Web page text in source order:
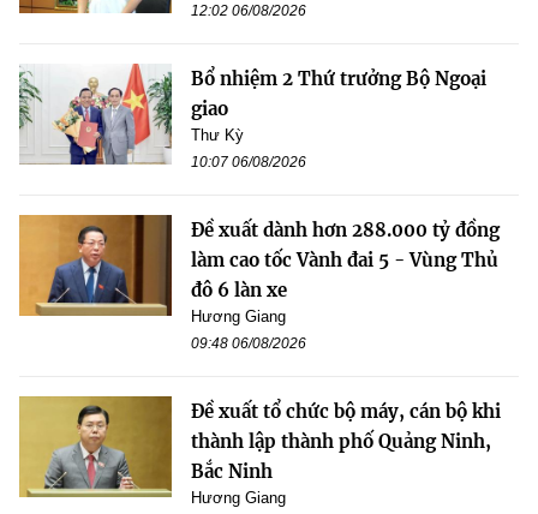
12:02 06/08/2026
Bổ nhiệm 2 Thứ trưởng Bộ Ngoại
giao
Thư Kỳ
10:07 06/08/2026
Đề xuất dành hơn 288.000 tỷ đồng
làm cao tốc Vành đai 5 - Vùng Thủ
đô 6 làn xe
Hương Giang
09:48 06/08/2026
Đề xuất tổ chức bộ máy, cán bộ khi
thành lập thành phố Quảng Ninh,
Bắc Ninh
Hương Giang